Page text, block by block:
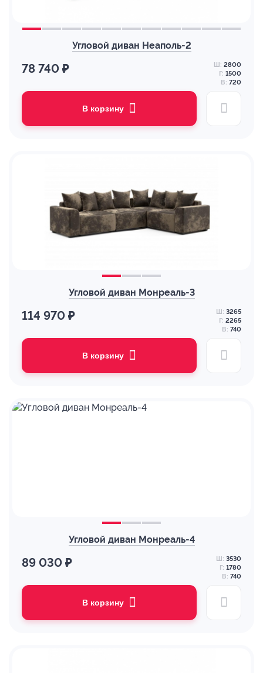
Угловой диван Неаполь-2
78 740 ₽ Ш: 2800
Г: 1500
В: 720
В корзину
Угловой диван Монреаль-3
114 970 ₽ Ш: 3265
Г: 2265
В: 740
В корзину
Угловой диван Монреаль-4
89 030 ₽ Ш: 3530
Г: 1780
В: 740
В корзину